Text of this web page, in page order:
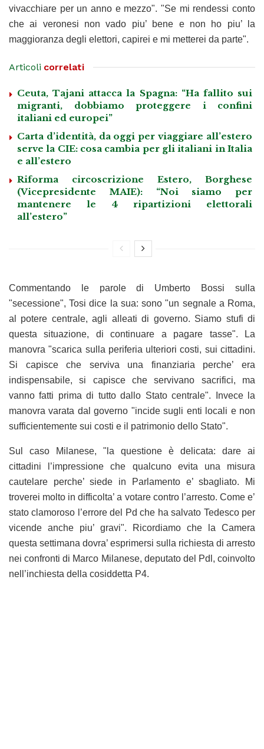
vivacchiare per un anno e mezzo". "Se mi rendessi conto
che ai veronesi non vado piu’ bene e non ho piu’ la
maggioranza degli elettori, capirei e mi metterei da parte".
Articoli correlati
Ceuta, Tajani attacca la Spagna: “Ha fallito sui
migranti, dobbiamo proteggere i confini
italiani ed europei”
Carta d’identità, da oggi per viaggiare all’estero
serve la CIE: cosa cambia per gli italiani in Italia
e all’estero
Riforma circoscrizione Estero, Borghese
(Vicepresidente MAIE): “Noi siamo per
mantenere le 4 ripartizioni elettorali
all’estero”
Commentando le parole di Umberto Bossi sulla
"secessione", Tosi dice la sua: sono "un segnale a Roma,
al potere centrale, agli alleati di governo. Siamo stufi di
questa situazione, di continuare a pagare tasse". La
manovra "scarica sulla periferia ulteriori costi, sui cittadini.
Si capisce che serviva una finanziaria perche’ era
indispensabile, si capisce che servivano sacrifici, ma
vanno fatti prima di tutto dallo Stato centrale". Invece la
manovra varata dal governo "incide sugli enti locali e non
sufficientemente sui costi e il patrimonio dello Stato".
Sul caso Milanese, "la questione è delicata: dare ai
cittadini l’impressione che qualcuno evita una misura
cautelare perche’ siede in Parlamento e’ sbagliato. Mi
troverei molto in difficolta’ a votare contro l’arresto. Come e’
stato clamoroso l’errore del Pd che ha salvato Tedesco per
vicende anche piu’ gravi". Ricordiamo che la Camera
questa settimana dovra’ esprimersi sulla richiesta di arresto
nei confronti di Marco Milanese, deputato del Pdl, coinvolto
nell’inchiesta della cosiddetta P4.